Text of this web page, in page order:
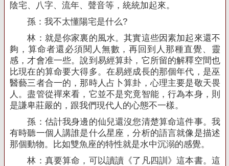
陰宅、八字、流年、聲音等，統統加起來。
孫：我不太懂陽宅是什么?
林：就是你家裏的風水。其實這些因素加起來還不
夠，算命者還必須閱人無數，再回到人那種直覺、靈
感，才會准一些。說到易經算卦，它所留的解釋空間也
比現在的算命要大得多。在易經成長的那個年代，是巫
醫藝三者合一的，那時人占卜算卦，心理主要是敬天畏
人。盡管從禪來看，它並不是究竟智能，行為本身，則
是謙卑莊嚴的，跟我們現代人的心態不一樣。
孫：估計我身邊的仙兒還沒您清楚算命這件事。我
有時聽一個人講誰是什么星座，分析的語言就像是描述
那個動物。比如雙魚座的特性就是水中沉溺的感覺。
林：真要算命，可以讀讀《了凡四訓》這本書。這